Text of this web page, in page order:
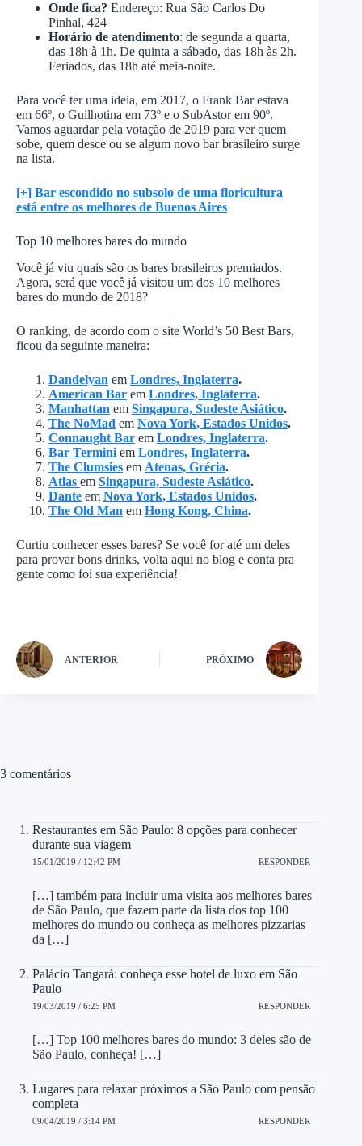
Onde fica? Endereço: Rua São Carlos Do
Pinhal, 424
Horário de atendimento: de segunda a quarta,
das 18h à 1h. De quinta a sábado, das 18h às 2h.
Feriados, das 18h até meia-noite.
Para você ter uma ideia, em 2017, o Frank Bar estava
em 66º, o Guilhotina em 73º e o SubAstor em 90º.
Vamos aguardar pela votação de 2019 para ver quem
sobe, quem desce ou se algum novo bar brasileiro surge
na lista.
[+] Bar escondido no subsolo de uma floricultura
está entre os melhores de Buenos Aires
Top 10 melhores bares do mundo
Você já viu quais são os bares brasileiros premiados.
Agora, será que você já visitou um dos 10 melhores
bares do mundo de 2018?
O ranking, de acordo com o site World’s 50 Best Bars,
ficou da seguinte maneira:
Dandelyan em Londres, Inglaterra.
American Bar em Londres, Inglaterra.
Manhattan em Singapura, Sudeste Asiático.
The NoMad em Nova York, Estados Unidos.
Connaught Bar em Londres, Inglaterra.
Bar Termini em Londres, Inglaterra.
The Clumsies em Atenas, Grécia.
Atlas em Singapura, Sudeste Asiático.
Dante em Nova York, Estados Unidos.
The Old Man em Hong Kong, China.
Curtiu conhecer esses bares? Se você for até um deles
para provar bons drinks, volta aqui no blog e conta pra
gente como foi sua experiência!
ANTERIOR PRÓXIMO
3 comentários
Restaurantes em São Paulo: 8 opções para conhecer
durante sua viagem
15/01/2019 / 12:42 PM RESPONDER
[…] também para incluir uma visita aos melhores bares
de São Paulo, que fazem parte da lista dos top 100
melhores do mundo ou conheça as melhores pizzarias
da […]
Palácio Tangará: conheça esse hotel de luxo em São
Paulo
19/03/2019 / 6:25 PM RESPONDER
[…] Top 100 melhores bares do mundo: 3 deles são de
São Paulo, conheça! […]
Lugares para relaxar próximos a São Paulo com pensão
completa
09/04/2019 / 3:14 PM RESPONDER